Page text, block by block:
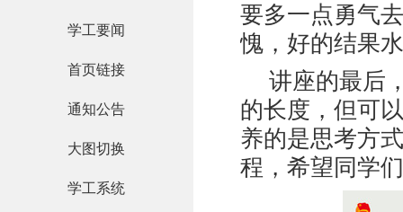
学工要闻
首页链接
通知公告
大图切换
学工系统
要多一点勇气
愧，好的结果
讲座的最后
的长度，但可
养的是思考方
程，希望同学